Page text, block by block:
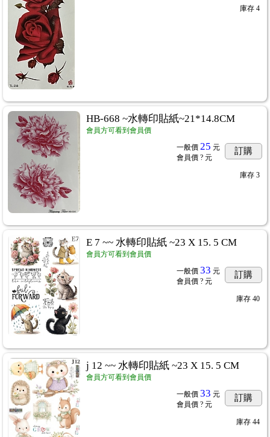
棉紙...297
庫存 4
HB-668 ~水轉印貼紙~21*14.8CM
會員方可看到會員價
一般價 25 元
會員價 ? 元
訂購
庫存 3
E 7 ~~ 水轉印貼紙 ~23 X 15. 5 CM
會員方可看到會員價
一般價 33 元
會員價 ? 元
訂購
庫存 40
j 12 ~~ 水轉印貼紙 ~23 X 15. 5 CM
會員方可看到會員價
一般價 33 元
會員價 ? 元
訂購
庫存 44